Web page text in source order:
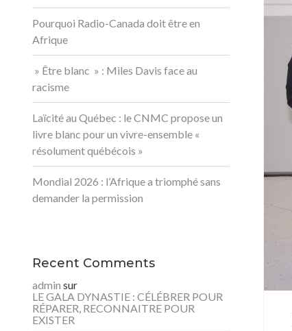
Pourquoi Radio-Canada doit être en
Afrique
» Être blanc » : Miles Davis face au
racisme
Laïcité au Québec : le CNMC propose un
livre blanc pour un vivre-ensemble «
résolument québécois »
Mondial 2026 : l’Afrique a triomphé sans
demander la permission
Recent Comments
admin sur
LE GALA DYNASTIE : CÉLÉBRER POUR
RÉPARER, RECONNAITRE POUR
EXISTER